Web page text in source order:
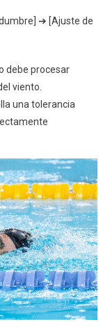
➔ [Ajuste de
debe procesar
viento.
una tolerancia